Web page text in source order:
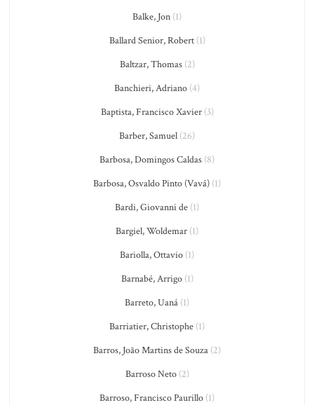
Balke, Jon (1)
Ballard Senior, Robert(1)
Baltzar, Thomas(2)
Banchieri, Adriano (4)
Baptista, Francisco Xavier(3)
Barber, Samuel (26)
Barbosa, Domingos Caldas (8)
Barbosa, Osvaldo Pinto (Vavá) (1)
Bardi, Giovanni de (1)
Bargiel, Woldemar (1)
Bariolla, Ottavio (1)
Barnabé, Arrigo(1)
Barreto, Uaná (1)
Barriatier, Christophe (1)
Barros, João Martins de Souza (2)
Barroso Neto(2)
Barroso, Francisco Paurillo (1)